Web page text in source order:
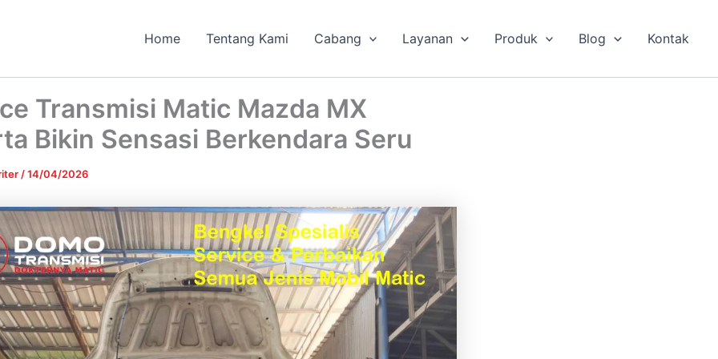
Home Tentang Kami Cabang Layanan Produk Blog Kontak
Transmisi Matic Mazda MX
Bikin Sensasi Berkendara Seru
/14/04/2026